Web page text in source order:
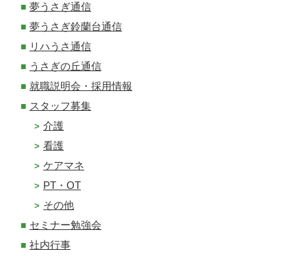
夢うさぎ通信
夢うさぎ鈴蘭台通信
リハうさ通信
うさぎの丘通信
就職説明会・採用情報
スタッフ募集
介護
看護
ケアマネ
PT・OT
その他
セミナー勉強会
社内行事